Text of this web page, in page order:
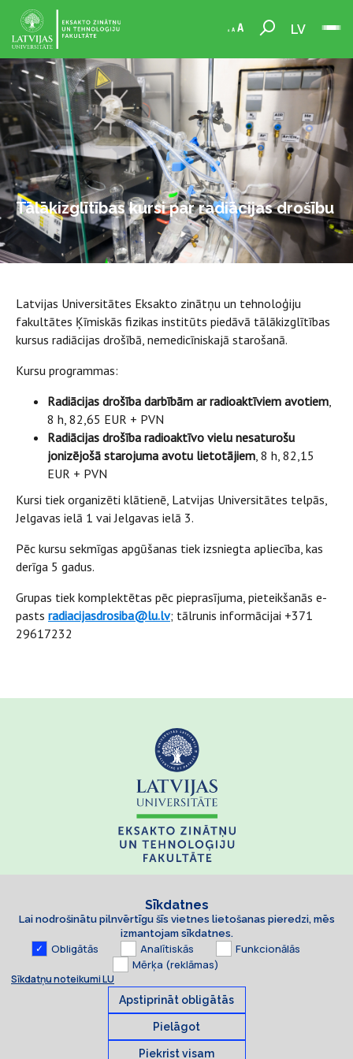
LV
Tālākizglītības kursi par radiācijas drošību
Latvijas Universitātes Eksakto zinātņu un tehnoloģiju
fakultātes Ķīmiskās fizikas institūts piedāvā tālākizglītības
kursus radiācijas drošībā, nemedicīniskajā starošanā.
Kursu programmas:
Radiācijas drošība darbībām ar radioaktīviem avotiem,
8 h, 82,65 EUR + PVN
Radiācijas drošība radioaktīvo vielu nesaturošu
jonizējošā starojuma avotu lietotājiem, 8 h, 82,15
EUR + PVN
Kursi tiek organizēti klātienē, Latvijas Universitātes telpās,
Jelgavas ielā 1 vai Jelgavas ielā 3.
Pēc kursu sekmīgas apgūšanas tiek izsniegta apliecība, kas
derīga 5 gadus.
Grupas tiek komplektētas pēc pieprasījuma, pieteikšanās e-
pasts radiacijasdrosiba@lu.lv; tālrunis informācijai +371
29617232
Sīkdatnes
Lai nodrošinātu pilnvērtīgu šīs vietnes lietošanas pieredzi, mēs
izmantojam sīkdatnes.
Obligātās Analītiskās
Funkcionālās
Mērķa (reklāmas)
Sīkdatņu noteikumi LU
Apstiprināt obligātās
Pielāgot
Piekrist visam